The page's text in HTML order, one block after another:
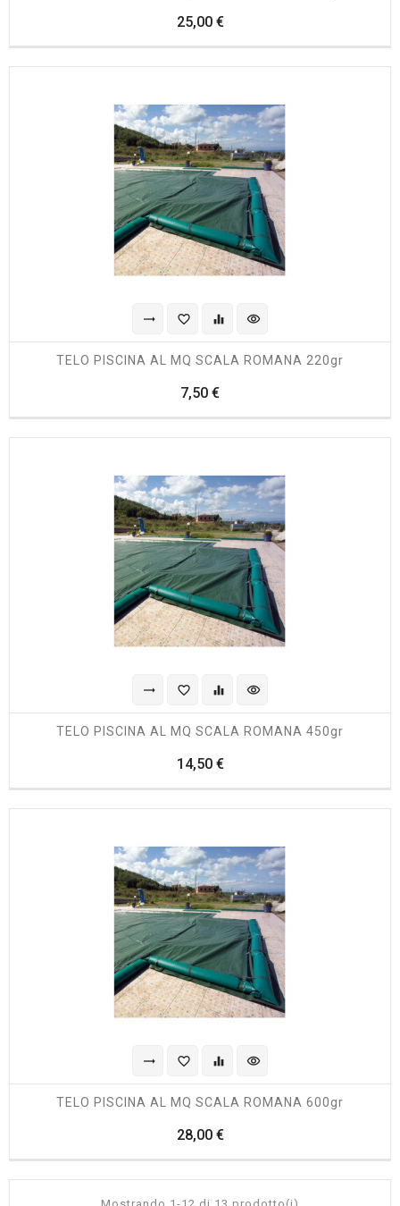
25,00 €Prezzo
trending_flat favorite_border equalizer visibility
TELO PISCINA AL MQ SCALA ROMANA 220gr
7,50 €Prezzo
trending_flat favorite_border equalizer visibility
TELO PISCINA AL MQ SCALA ROMANA 450gr
14,50 €Prezzo
trending_flat favorite_border equalizer visibility
TELO PISCINA AL MQ SCALA ROMANA 600gr
28,00 €Prezzo